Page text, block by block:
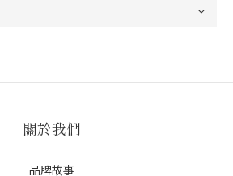
關於我們
品牌故事